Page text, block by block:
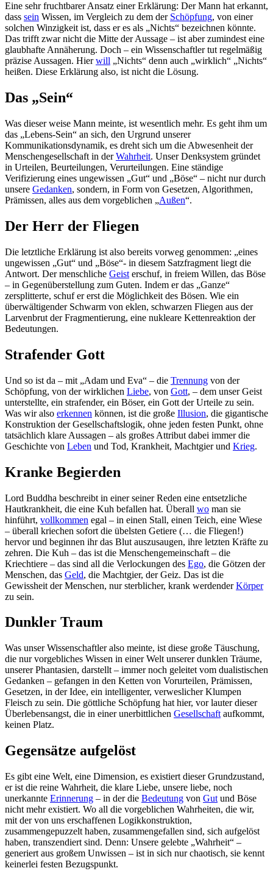
Eine sehr fruchtbarer Ansatz einer Erklärung: Der Mann hat erkannt,
dass sein Wissen, im Vergleich zu dem der Schöpfung, von einer
solchen Winzigkeit ist, dass er es als „Nichts“ bezeichnen könnte.
Das trifft zwar nicht die Mitte der Aussage – ist aber zumindest eine
glaubhafte Annäherung. Doch – ein Wissenschaftler tut regelmäßig
präzise Aussagen. Hierwill „Nichts“ denn auch „wirklich“ „Nichts“
heißen. Diese Erklärung also, ist nicht die Lösung.
Das „Sein“
Was dieser weise Mann meinte, ist wesentlich mehr. Es geht ihm um
das „Lebens-Sein“ an sich, den Urgrund unserer
Kommunikationsdynamik, es dreht sich um die Abwesenheit der
Menschengesellschaft in derWahrheit. Unser Denksystem gründet
in Urteilen, Beurteilungen, Verurteilungen. Eine ständige
Verifizierung eines ungewissen „Gut“ und „Böse“ – nicht nur durch
unsere Gedanken, sondern, in Form von Gesetzen, Algorithmen,
Prämissen, alles aus dem vorgeblichen „Außen“.
Der Herr der Fliegen
Die letztliche Erklärung ist also bereits vorweg genommen: „eines
ungewissen „Gut“ und „Böse“- in diesem Satzfragment liegt die
Antwort. Der menschliche Geist erschuf, in freiem Willen, das Böse
– in Gegenüberstellung zum Guten. Indem er das „Ganze“
zersplitterte, schuf er erst die Möglichkeit des Bösen. Wie ein
überwältigender Schwarm von eklen, schwarzen Fliegen aus der
Larvenbrut der Fragmentierung, eine nukleare Kettenreaktion der
Bedeutungen.
Strafender Gott
Und so ist da – mit „Adam und Eva“ – die Trennung von der
Schöpfung, von der wirklichen Liebe, von Gott, – dem unser Geist
unterstellte, ein strafender, ein Böser, ein Gott der Urteile zu sein.
Was wir also erkennen können, ist die große Illusion, die gigantische
Konstruktion der Gesellschaftslogik, ohne jeden festen Punkt, ohne
tatsächlich klare Aussagen – als großes Attribut dabei immer die
Geschichte von Leben und Tod, Krankheit, Machtgier und Krieg.
Kranke Begierden
Lord Buddha beschreibt in einer seiner Reden eine entsetzliche
Hautkrankheit, die eine Kuh befallen hat. Überall wo man sie
hinführt, vollkommen egal – in einen Stall, einen Teich, eine Wiese
– überall kriechen sofort die übelsten Getiere (… die Fliegen!)
hervor und beginnen ihr das Blut auszusaugen, ihre letzten Kräfte zu
zehren. Die Kuh – das ist die Menschengemeinschaft – die
Kriechtiere – das sind all die Verlockungen des Ego, die Götzen der
Menschen, das Geld, die Machtgier, der Geiz. Das ist die
Gewissheit der Menschen, nur sterblicher, krank werdenderKörper
zu sein.
Dunkler Traum
Was unser Wissenschaftler also meinte, ist diese große Täuschung,
die nur vorgebliches Wissen in einer Welt unserer dunklen Träume,
unserer Phantasien, darstellt – immer noch geleitet vom dualistischen
Gedanken – gefangen in den Ketten von Vorurteilen, Prämissen,
Gesetzen, in der Idee, ein intelligenter, verweslicher Klumpen
Fleisch zu sein. Die göttliche Schöpfung hat hier, vor lauter dieser
Überlebensangst, die in einer unerbittlichen Gesellschaft aufkommt,
keinen Platz.
Gegensätze aufgelöst
Es gibt eine Welt, eine Dimension, es existiert dieser Grundzustand,
er ist die reine Wahrheit, die klare Liebe, unsere liebe, noch
unerkannte Erinnerung – in der die Bedeutung von Gut und Böse
nicht mehr existiert. Wo all die vorgeblichen Wahrheiten, die wir,
mit der von uns erschaffenen Logikkonstruktion,
zusammengepuzzelt haben, zusammengefallen sind, sich aufgelöst
haben, transzendiert sind. Denn: Unsere gelebte „Wahrheit“ –
generiert aus großem Unwissen – ist in sich nur chaotisch, sie kennt
keinerlei festen Bezugspunkt.